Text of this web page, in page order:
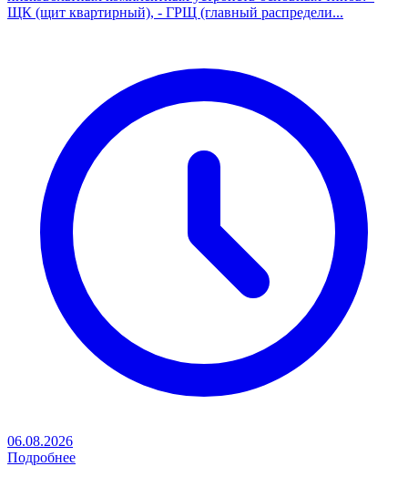
ЩК (щит квартирный), - ГРЩ (главный распредели...
06.08.2026
Подробнее